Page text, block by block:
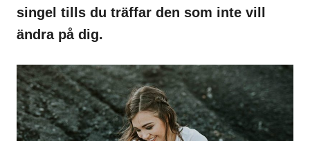
singel tills du träffar den som inte vill
ändra på dig.